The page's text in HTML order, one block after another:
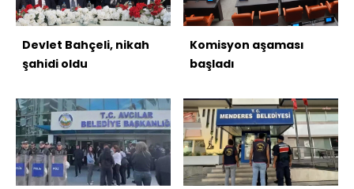
Devlet Bahçeli, nikah
şahidi oldu
Komisyon aşaması
başladı